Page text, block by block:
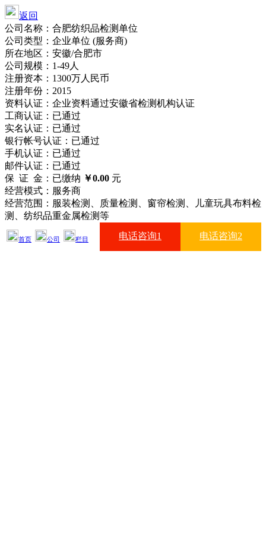
返回
公司名称：合肥纺织品检测单位
公司类型：企业单位 (服务商)
所在地区：安徽/合肥市
公司规模：1-49人
注册资本：1300万人民币
注册年份：2015
资料认证：企业资料通过安徽省检测机构认证
工商认证： 已通过
实名认证： 已通过
银行帐号认证： 已通过
手机认证： 已通过
邮件认证： 已通过
保 证 金：已缴纳 ￥0.00 元
经营模式：服务商
经营范围：服装检测、质量检测、窗帘检测、儿童玩具布料检
测、纺织品重金属检测等
首页 公司 栏目 电话咨询1 电话咨询2